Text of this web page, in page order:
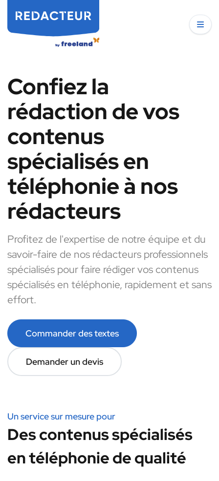
Confiez la
rédaction de vos
contenus
spécialisés en
téléphonie à nos
rédacteurs
Profitez de l'expertise de notre équipe et du
savoir-faire de nos rédacteurs professionnels
spécialisés pour faire rédiger vos contenus
spécialisés en téléphonie, rapidement et sans
effort.
Commander des textes
Demander un devis
Un service sur mesure pour
Des contenus spécialisés
en téléphonie de qualité